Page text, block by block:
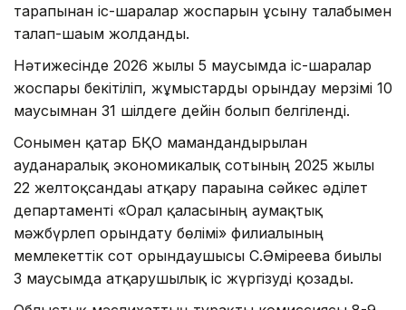
тарапынан іс-шаралар жоспарын ұсыну талабымен
талап-шағым жолданды.
Нәтижесінде 2026 жылғы 5 маусымда іс-шаралар
жоспары бекітіліп, жұмыстарды орындау мерзімі 10
маусымнан 31 шілдеге дейін болып белгіленді.
Сонымен қатар БҚО мамандандырылған
ауданаралық экономикалық сотының 2025 жылғы
22 желтоқсандағы атқару парағына сәйкес әділет
департаменті «Орал қаласының аумақтық
мәжбүрлеп орындату бөлімі» филиалының
мемлекеттік сот орындаушысы С.Әміреева биылғы
3 маусымда атқарушылық іс жүргізуді қозғады.